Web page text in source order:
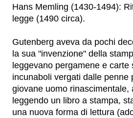
Hans Memling (1430-1494):
legge (1490 circa).
Gutenberg aveva da pochi
la sua "invenzione" della
leggevano pergamene e carte
incunaboli vergati dalle penne
giovane uomo rinascimentale,
leggendo un libro a stampa,
una nuova forma di lettura